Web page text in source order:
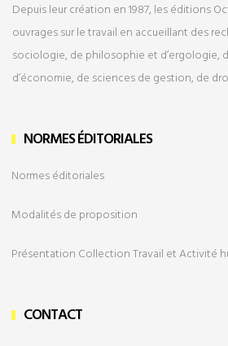
Depuis leur création en 1987, les éditions
ouvrages sur le travail en accueillant des
sociologie, de philosophie et d’ergologie,
d’économie, de sciences de gestion, de
NORMES ÉDITORIALES
Normes éditoriales
Modalités de proposition
Présentation Collection Travail et Activité
CONTACT